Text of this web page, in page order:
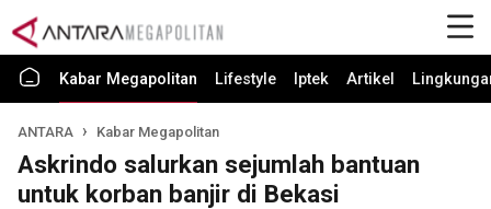
Kabar Megapolitan Lifestyle Iptek Artikel
ANTARA Kabar Megapolitan
Askrindo salurkan sejumlah bantuan
untuk korban banjir di Bekasi